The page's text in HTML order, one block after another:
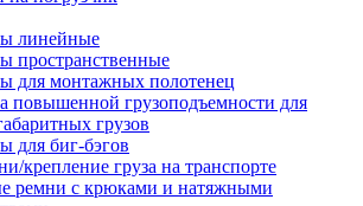
линейные
пространственные
для монтажных полотенец
повышенной грузоподъемности для
грузов
для биг-бэгов
крепление груза на транспорте
ремни с крюками и натяжными